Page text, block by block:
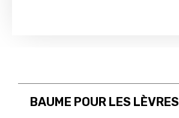
BAUME POUR LES LÈVRES